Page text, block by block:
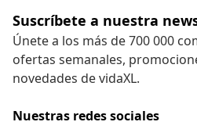
Suscríbete a nuestra
Únete a los más de 700 000
ofertas semanales,
novedades de vidaXL.
Nuestras redes sociales